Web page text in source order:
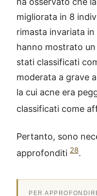
migliorata in 8
rimasta invariata in
hanno mostrato
stati classificati
moderata a grave
la cui acne era
classificati come
Pertanto, sono
approfonditi 28.